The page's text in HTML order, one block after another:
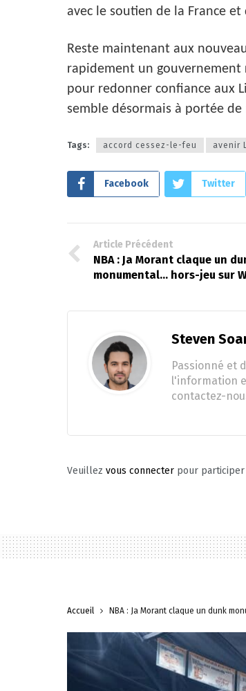
avec le soutien de la France
Reste maintenant aux
rapidement un gouvernement
pour redonner confiance aux
semble désormais à portée de
Tags: accord cessez-le-feu avenir
Facebook Twitter
Article Précédent
NBA : Ja Morant claque un
monumental... hors-jeu sur
Steven
Passionné et
l'information
contactez-
Veuillez vous connecter pour participer
Accueil NBA : Ja Morant claque un dunk